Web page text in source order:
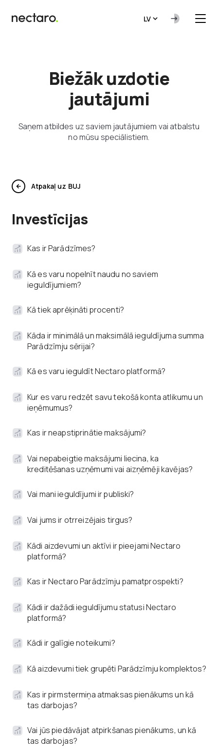
LV
Biežāk uzdotie
jautājumi
Saņem atbildes uz saviem jautājumiem vai atbalstu
no mūsu speciālistiem.
Atpakaļ uz BUJ
Investīcijas
Kas ir Parādzīmes?
Kā es varu nopelnīt naudu no saviem
ieguldījumiem?
Kā tiek aprēķināti procenti?
Kāda ir minimālā un maksimālā ieguldījuma summa
Parādzīmju sērijai?
Kā es varu ieguldīt Nectaro platformā?
Kur es varu redzēt savu tekošā konta atlikumu un
ieņēmumus?
Kas ir neapstiprinātie maksājumi?
Vai nepabeigtie maksājumi liecina, ka
kreditēšanas uzņēmumi vai aizņēmēji kavējas?
Vai mani ieguldījumi ir publiski?
Vai jums ir otrreizējais tirgus?
Kādi aizdevumi un aktīvi ir pieejami Nectaro
platformā?
Kas ir Nectaro Parādzīmju pamatprospekti?
Kādi ir dažādi ieguldījumu statusi Nectaro
platformā?
Kādi ir galīgie noteikumi?
Kā aizdevumi tiek grupēti Parādzīmju komplektos?
Kas ir pirmstermiņa atmaksas pienākums un kā
tas darbojas?
Vai jūs piedāvājat atpirkšanas pienākums, un kā
tas darbojas?